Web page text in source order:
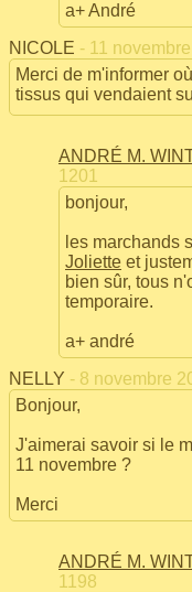
a+ André
NICOLE - 11
Merci de m'informer
tissus qui vendaient
ANDRÉ M.
1201
bonjour,
les marchands
Joliette et
bien sûr, tous
temporaire.
a+ andré
NELLY - 8 novembre
Bonjour,
J'aimerai savoir si le
11 novembre ?
Merci
ANDRÉ M.
1198